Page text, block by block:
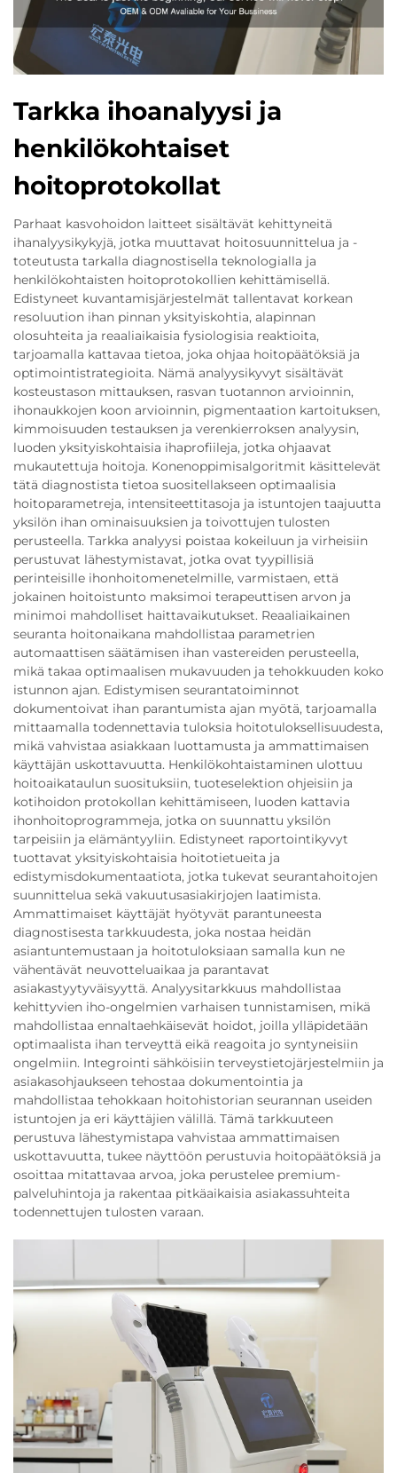
Tarkka ihoanalyysi ja
henkilökohtaiset
hoitoprotokollat
Parhaat kasvohoidon laitteet sisältävät kehittyneitä
ihanalyysikykyjä, jotka muuttavat hoitosuunnittelua ja -
toteutusta tarkalla diagnostisella teknologialla ja
henkilökohtaisten hoitoprotokollien kehittämisellä.
Edistyneet kuvantamisjärjestelmät tallentavat korkean
resoluution ihan pinnan yksityiskohtia, alapinnan
olosuhteita ja reaaliaikaisia fysiologisia reaktioita,
tarjoamalla kattavaa tietoa, joka ohjaa hoitopäätöksiä ja
optimointistrategioita. Nämä analyysikyvyt sisältävät
kosteustason mittauksen, rasvan tuotannon arvioinnin,
ihonaukkojen koon arvioinnin, pigmentaation kartoituksen,
kimmoisuuden testauksen ja verenkierroksen analyysin,
luoden yksityiskohtaisia ihaprofiileja, jotka ohjaavat
mukautettuja hoitoja. Konenoppimisalgoritmit käsittelevät
tätä diagnostista tietoa suositellakseen optimaalisia
hoitoparametreja, intensiteettitasoja ja istuntojen taajuutta
yksilön ihan ominaisuuksien ja toivottujen tulosten
perusteella. Tarkka analyysi poistaa kokeiluun ja virheisiin
perustuvat lähestymistavat, jotka ovat tyypillisiä
perinteisille ihonhoitomenetelmille, varmistaen, että
jokainen hoitoistunto maksimoi terapeuttisen arvon ja
minimoi mahdolliset haittavaikutukset. Reaaliaikainen
seuranta hoitonaikana mahdollistaa parametrien
automaattisen säätämisen ihan vastereiden perusteella,
mikä takaa optimaalisen mukavuuden ja tehokkuuden koko
istunnon ajan. Edistymisen seurantatoiminnot
dokumentoivat ihan parantumista ajan myötä, tarjoamalla
mittaamalla todennettavia tuloksia hoitotuloksellisuudesta,
mikä vahvistaa asiakkaan luottamusta ja ammattimaisen
käyttäjän uskottavuutta. Henkilökohtaistaminen ulottuu
hoitoaikataulun suosituksiin, tuoteselektion ohjeisiin ja
kotihoidon protokollan kehittämiseen, luoden kattavia
ihonhoitoprogrammeja, jotka on suunnattu yksilön
tarpeisiin ja elämäntyyliin. Edistyneet raportointikyvyt
tuottavat yksityiskohtaisia hoitotietueita ja
edistymisdokumentaatiota, jotka tukevat seurantahoitojen
suunnittelua sekä vakuutusasiakirjojen laatimista.
Ammattimaiset käyttäjät hyötyvät parantuneesta
diagnostisesta tarkkuudesta, joka nostaa heidän
asiantuntemustaan ja hoitotuloksiaan samalla kun ne
vähentävät neuvotteluaikaa ja parantavat
asiakastyytyväisyyttä. Analyysitarkkuus mahdollistaa
kehittyvien iho-ongelmien varhaisen tunnistamisen, mikä
mahdollistaa ennaltaehkäisevät hoidot, joilla ylläpidetään
optimaalista ihan terveyttä eikä reagoita jo syntyneisiin
ongelmiin. Integrointi sähköisiin terveystietojärjestelmiin ja
asiakasohjaukseen tehostaa dokumentointia ja
mahdollistaa tehokkaan hoitohistorian seurannan useiden
istuntojen ja eri käyttäjien välillä. Tämä tarkkuuteen
perustuva lähestymistapa vahvistaa ammattimaisen
uskottavuutta, tukee näyttöön perustuvia hoitopäätöksiä ja
osoittaa mitattavaa arvoa, joka perustelee premium-
palveluhintoja ja rakentaa pitkäaikaisia asiakassuhteita
todennettujen tulosten varaan.